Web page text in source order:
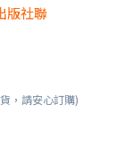
版社聯
，請安心訂購)